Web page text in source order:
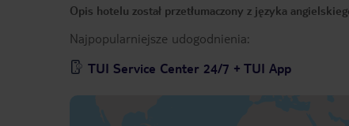
Opis hotelu został przetłumaczony z języka
Najpopularniejsze udogodnienia:
TUI Service Center 24/7 + TUI App